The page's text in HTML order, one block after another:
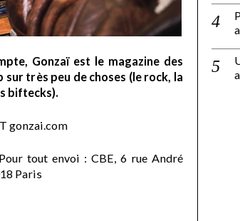
Gonzaï est le magazine des
sur très peu de choses (le rock, la
biftecks).
gonzai.com
tout envoi : CBE, 6 rue André
Paris